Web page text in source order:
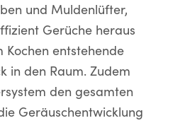
und Muldenlüfter,
Gerüche heraus
entstehende
in den Raum. Zudem
den gesamten
Geräuschentwicklung